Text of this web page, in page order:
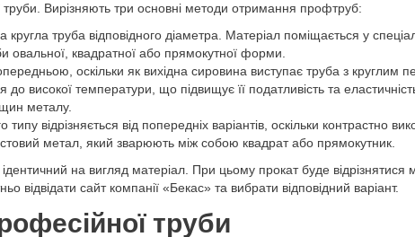
труби. Вирізняють три основні методи отримання профтруб:
кругла труба відповідного діаметра. Матеріал поміщається у
овальної, квадратної або прямокутної форми.
оскільки як вихідна сировина виступає труба з круглим
до високої температури, що підвищує її податливість та
металу.
відрізняється від попередніх варіантів, оскільки контрастно
метал, який зварюють між собою квадрат або прямокутник.
на вигляд матеріал. При цьому прокат буде відрізнятися
відвідати сайт компанії «Бекас» та вибрати відповідний варіант.
труби